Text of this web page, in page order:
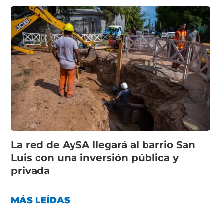
La red de AySA llegará al barrio San
Luis con una inversión pública y
privada
MÁS LEÍDAS